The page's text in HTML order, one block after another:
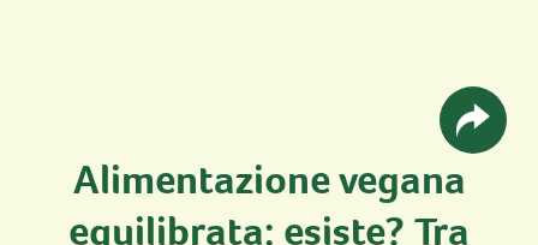
Alimentazione vegana
equilibrata: esiste? Tra